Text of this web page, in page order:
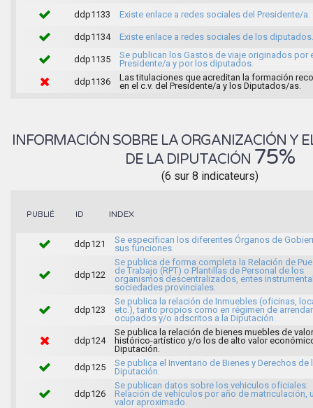
ddp1133 Existe enlace a redes sociales del Presidente/a.
ddp1134 Existe enlace a redes sociales de los diputados.
ddp1135
Se publican los Gastos de viaje originados por
Presidente/a y por los diputados.
ddp1136
Las titulaciones que acreditan la formación
en el c.v. del Presidente/a y los Diputados/as.
INFORMACIÓN SOBRE LA ORGANIZACIÓN Y
DE LA DIPUTACIÓN 75%
(6 sur 8 indicateurs)
PUBLIÉ ID INDEX
ddp121
Se especifican los diferentes Órganos de
sus funciones.
ddp122
Se publica de forma completa la Relación de
de Trabajo (RPT) o Plantillas de Personal de los
organismos descentralizados, entes
sociedades provinciales.
ddp123
Se publica la relación de Inmuebles (oficinas,
etc.), tanto propios como en régimen de
ocupados y/o adscritos a la Diputación.
ddp124
Se publica la relación de bienes muebles de valor
histórico-artístico y/o los de alto valor
Diputación.
ddp125
Se publica el Inventario de Bienes y Derechos de
Diputación.
ddp126
Se publican datos sobre los vehiculos oficiales:
Relación de vehículos por año de matriculación,
valor aproximado.